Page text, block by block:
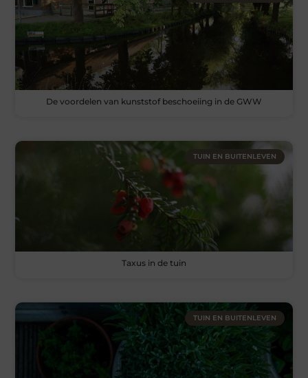
De voordelen van kunststof beschoeiing in de GWW
TUIN EN BUITENLEVEN
Taxus in de tuin
TUIN EN BUITENLEVEN